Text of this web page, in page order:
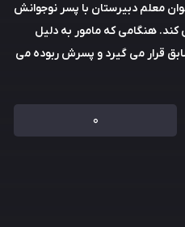
معلم دبیرستان با پسر نوجوانش
هنگامی که مامور به دلیل
قرار می گیرد و پسرش ربوده می
0